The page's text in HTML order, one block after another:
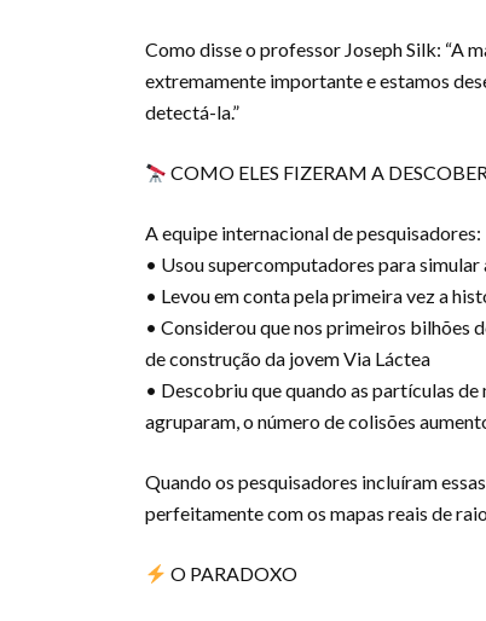
Como disse o professor Joseph Silk: “A
extremamente importante e estamos
detectá-la.”
COMO ELES FIZERAM A
A equipe internacional de pesquisadores:
• Usou supercomputadores para
• Levou em conta pela primeira vez a
• Considerou que nos primeiros bilhões
de construção da jovem Via Láctea
• Descobriu que quando as partículas
agruparam, o número de colisões
Quando os pesquisadores incluíram
perfeitamente com os mapas reais de
O PARADOXO